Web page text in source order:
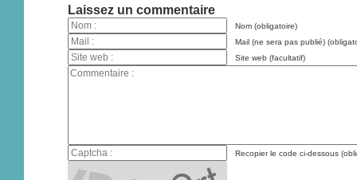
Laissez un commentaire
Nom (obligatoire)
Mail (ne sera pas publié)
Site web (facultatif)
Recopier le code ci-dessous